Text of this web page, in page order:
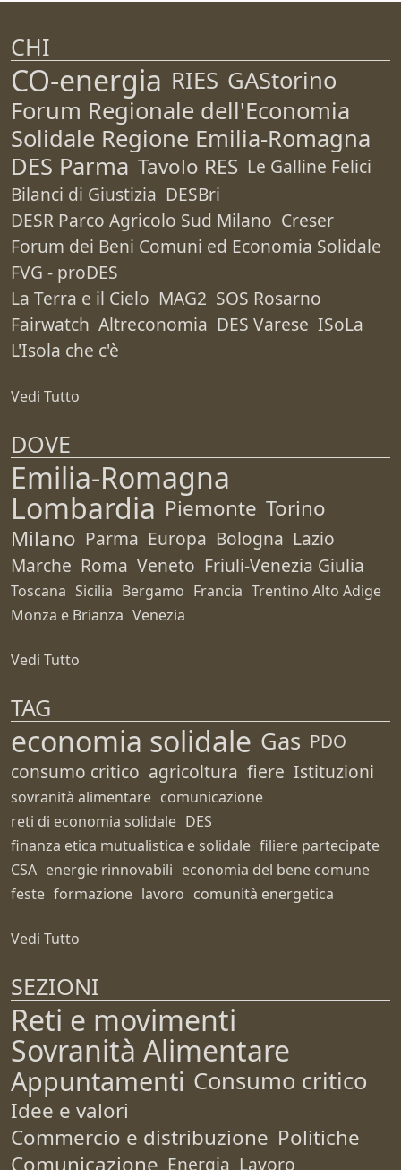
CHI
CO-energia RIES GAStorino
Forum Regionale dell'Economia
Solidale Regione Emilia-Romagna
DES Parma Tavolo RES Le Galline Felici
Bilanci di Giustizia DESBri
DESR Parco Agricolo Sud Milano Creser
Forum dei Beni Comuni ed Economia Solidale
FVG - proDES
La Terra e il Cielo MAG2 SOS Rosarno
Fairwatch Altreconomia DES Varese ISoLa
L'Isola che c'è
Vedi Tutto
DOVE
Emilia-Romagna
Lombardia Piemonte Torino
Milano Parma Europa Bologna Lazio
Marche Roma Veneto Friuli-Venezia Giulia
Toscana Sicilia Bergamo Francia Trentino Alto Adige
Monza e Brianza Venezia
Vedi Tutto
TAG
economia solidale Gas PDO
consumo critico agricoltura fiere Istituzioni
sovranità alimentare comunicazione
reti di economia solidale DES
finanza etica mutualistica e solidale filiere partecipate
CSA energie rinnovabili economia del bene comune
feste formazione lavoro comunità energetica
Vedi Tutto
SEZIONI
Reti e movimenti
Sovranità Alimentare
Appuntamenti Consumo critico
Idee e valori
Commercio e distribuzione Politiche
Comunicazione Energia Lavoro